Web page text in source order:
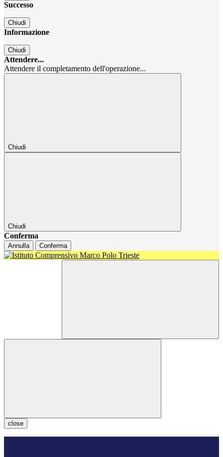
Successo
Chiudi
Informazione
Chiudi
Attendere...
Attendere il completamento dell'operazione...
Chiudi
Chiudi
Conferma
Annulla Conferma
close